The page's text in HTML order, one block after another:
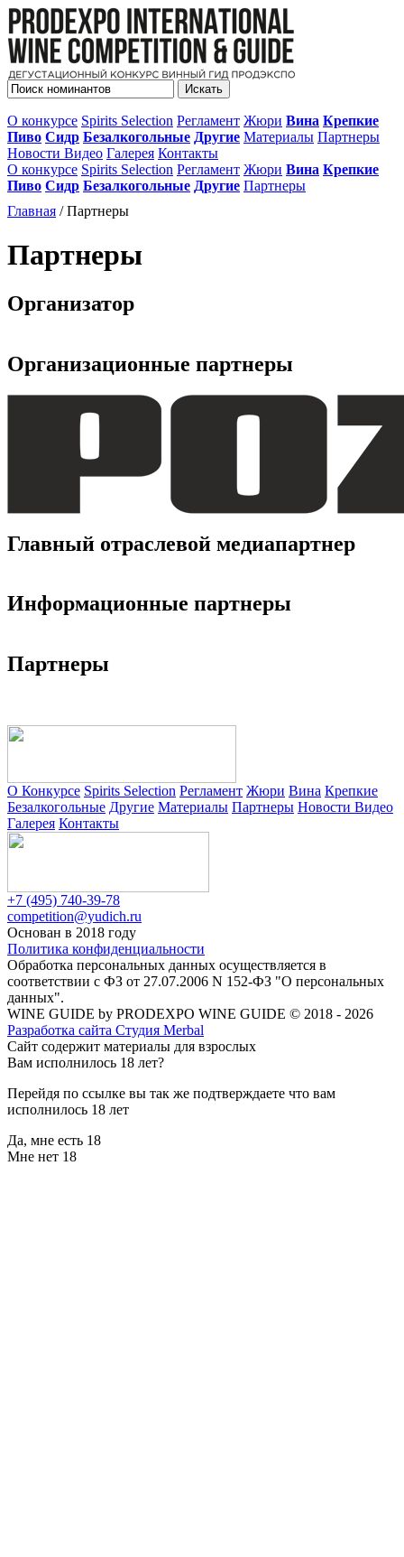
О конкурсе Spirits Selection Регламент Жюри Вина Крепкие
Пиво Сидр Безалкогольные Другие Материалы Партнеры
Новости Видео Галерея Контакты
О конкурсе Spirits Selection Регламент Жюри Вина Крепкие
Пиво Сидр Безалкогольные Другие Партнеры
Главная / Партнеры
Партнеры
Организатор
Организационные партнеры
Главный отраслевой медиапартнер
Информационные партнеры
Партнеры
О Конкурсе Spirits Selection Регламент Жюри Вина Крепкие
Безалкогольные Другие Материалы Партнеры Новости Видео
Галерея Контакты
+7 (495) 740-39-78
competition@yudich.ru
Основан в 2018 году
Политика конфиденциальности
Обработка персональных данных осуществляется в
соответствии с ФЗ от 27.07.2006 N 152-ФЗ "О персональных
данных".
WINE GUIDE by PRODEXPO WINE GUIDE © 2018 - 2026
Разработка сайта Студия Merbal
Сайт содержит материалы для взрослых
Вам исполнилось 18 лет?
Перейдя по ссылке вы так же подтверждаете что вам
исполнилось 18 лет
Да, мне есть 18
Мне нет 18